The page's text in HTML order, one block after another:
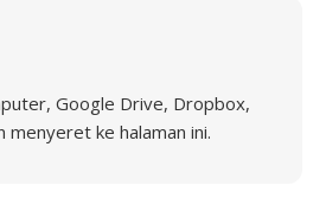
Google Drive, Dropbox,
menyeret ke halaman ini.